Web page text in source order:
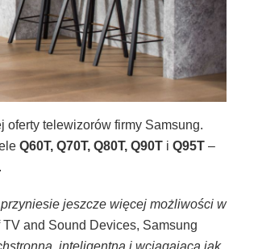
oferty telewizorów firmy Samsung.
Q60T, Q70T, Q80T, Q90T i Q95T –
jeszcze więcej możliwości w
and Sound Devices, Samsung
inteligentna i wciągająca jak